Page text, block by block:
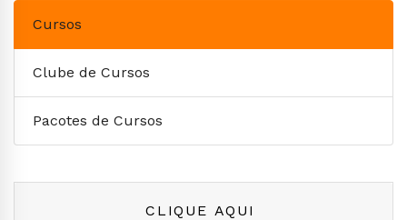
Cursos
Clube de Cursos
Pacotes de Cursos
CLIQUE AQUI